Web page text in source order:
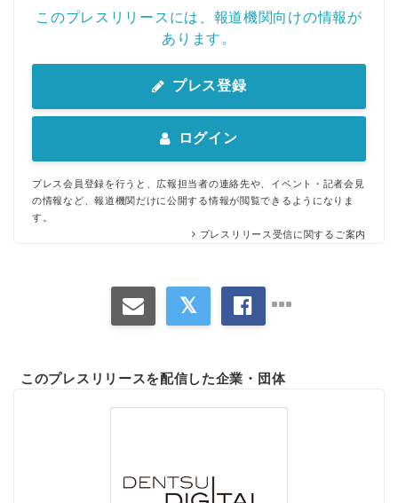
このプレスリリースには、報道機関向けの情報が
あります。
プレス登録
ログイン
プレス会員登録を行うと、広報担当者の連絡先や、イベント・記者会見
の情報など、報道機関だけに公開する情報が閲覧できるようになりま
す。
プレスリリース受信に関するご案内
このプレスリリースを配信した企業・団体